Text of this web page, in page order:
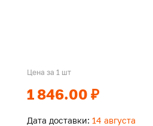
Цена за 1 шт
1 846.00 ₽
Дата доставки: 14 августа